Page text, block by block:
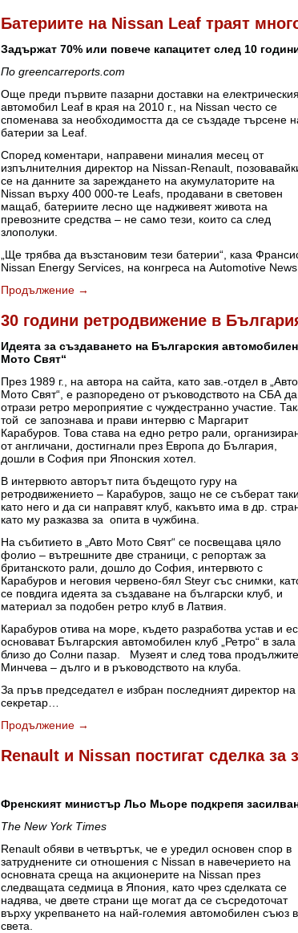
Батериите на Nissan Leaf траят
Задържат 70% или повече капацитет след 10
По greencarreports.com
Още преди първите пазарни доставки на електрическия
автомобил Leaf в края на 2010 г., на Nissan често се
споменава за необходимостта да се създаде търсене
батерии за Leaf.
Според коментари, направени миналия месец от
изпълнителния директор на Nissan-Renault,
се на данните за зареждането на акумулаторите на
Nissan върху 400 000-те Leafs, продавани в световен
мащаб, батериите лесно ще надживеят живота на
превозните средства – не само тези, които са след
злополуки.
„Ще трябва да възстановим тези батерии“, каза
Nissan Energy Services, на конгреса на Automotive
Продължение →
30 години ретродвижение в
Идеята за създаването на Българския
Мото Свят“
През 1989 г., на автора на сайта, като зав.-отдел в „Авто
Мото Свят“, е разпоредено от ръководството на СБА да
отрази ретро мероприятие с чуждестранно участие.
той се запознава и прави интервю с Маргарит
Карабуров. Това става на едно ретро рали,
от англичани, достигнали през Европа до България,
дошли в София при Японския хотел.
В интервюто авторът пита бъдещото гуру на
ретродвижението – Карабуров, защо не се съберат
като него и да си направят клуб, какъвто има в др.
като му разказва за опита в чужбина.
На събитието в „Авто Мото Свят“ се посвещава цяло
фолио – вътрешните две страници, с репортаж за
британското рали, дошло до София, интервюто с
Карабуров и неговия червено-бял Steyr със снимки,
се повдига идеята за създаване на български клуб, и
материал за подобен ретро клуб в Латвия.
Карабуров отива на море, където разработва устав и
основават Българския автомобилен клуб „Ретро“ в
близо до Солни пазар. Музеят и след това
Минчева – дълго и в ръководството на клуба.
За пръв председател е избран последният директор
секретар…
Продължение →
Renault и Nissan постигат сделка за
Френският министър Льо Мьоре подкрепя
The New York Times
Renault обяви в четвъртък, че е уредил основен спор в
затруднените си отношения с Nissan в навечерието на
основната среща на акционерите на Nissan през
следващата седмица в Япония, като чрез сделката се
надява, че двете страни ще могат да се съсредоточат
върху укрепването на най-големия автомобилен съюз в
света.